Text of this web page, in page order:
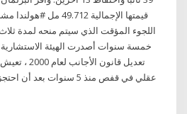
قيمتها الإجمالية
اللجوء المؤقت الذي سيتم منحه لمدة
خمسة سنوات أصدرت الهيئة
تعديل قانون
عقلي في قفص منذ 5 سنوات